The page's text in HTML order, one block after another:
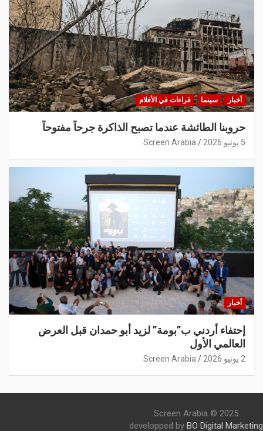
أخبار سينما قراءات في الأفلام
حروبنا الطائشة عندما تصبح الذاكرة جرحاً مفتوحاً
5 يونيو 2026 Screen Arabia
أخبار
إحتفاء أردني ب”بومة” لزيد أبو حمدان قبل العرض
العالمي الأول
2 يونيو 2026 Screen Arabia
Screen Arabia © 2025
developped by BO Digital Marketing